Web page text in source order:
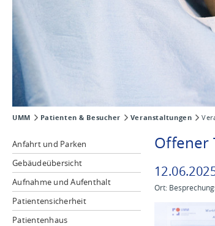
UMM Patienten & Besucher Veranstaltungen
Anfahrt und Parken
Gebäudeübersicht
Aufnahme und Aufenthalt
Patientensicherheit
Patientenhaus
Offener
12.06.
Ort: